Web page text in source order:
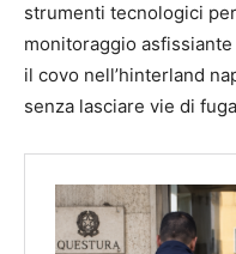
strumenti tecnologici
monitoraggio
il covo nell’hinterland
senza lasciare vie di